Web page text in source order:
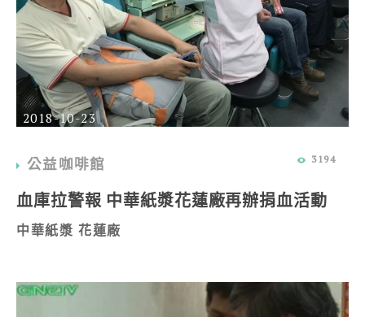
2018-10-23
公益咖啡館 3194
血庫拉警報 中華紙漿花蓮廠再辦捐血活動
中華紙漿 花蓮廠